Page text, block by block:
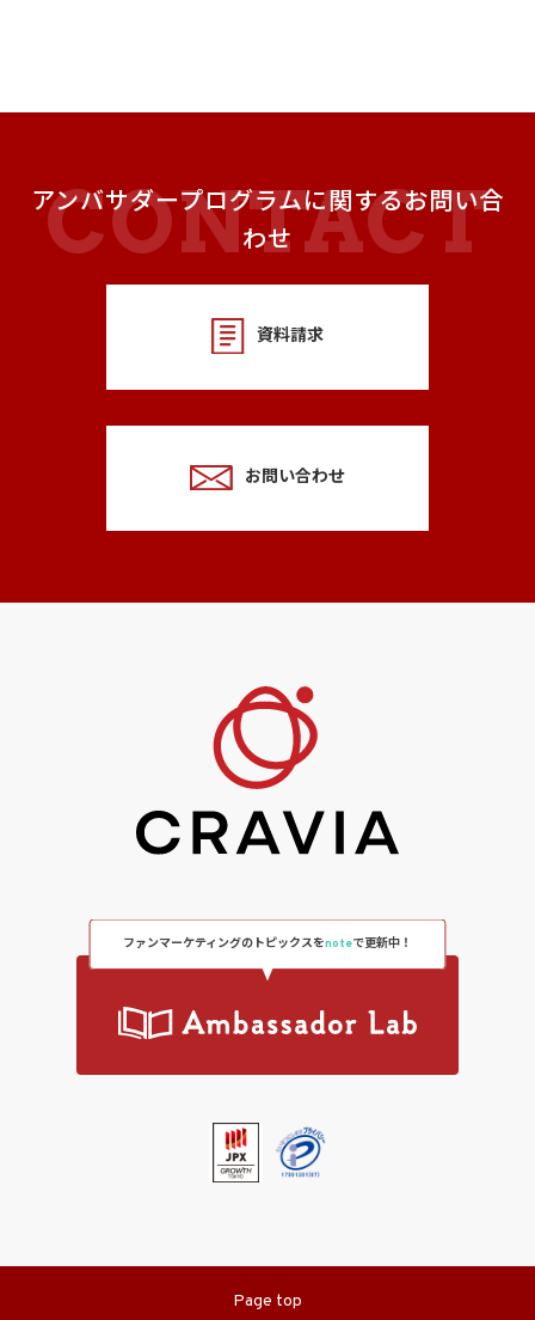
アンバサダープログラムに関するお問い合
わせ
資料請求
お問い合わせ
ファンマーケティングのトピックスをnoteで更新中！
Page top